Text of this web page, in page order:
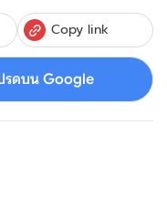
Copy link
รดบน Google